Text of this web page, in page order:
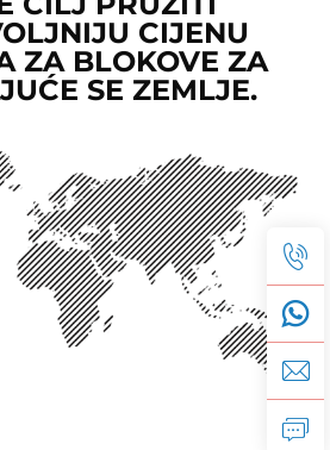
CIJENU
ZA BLOKOVE ZA
SE ZEMLJE.